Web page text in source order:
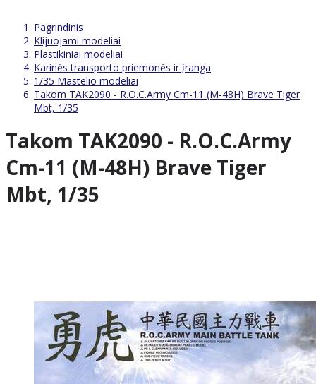
Pagrindinis
Klijuojami modeliai
Plastikiniai modeliai
Karinės transporto priemonės ir įranga
1/35 Mastelio modeliai
Takom TAK2090 - R.O.C.Army Cm-11 (M-48H) Brave Tiger
Mbt, 1/35
Takom TAK2090 - R.O.C.Army
Cm-11 (M-48H) Brave Tiger
Mbt, 1/35